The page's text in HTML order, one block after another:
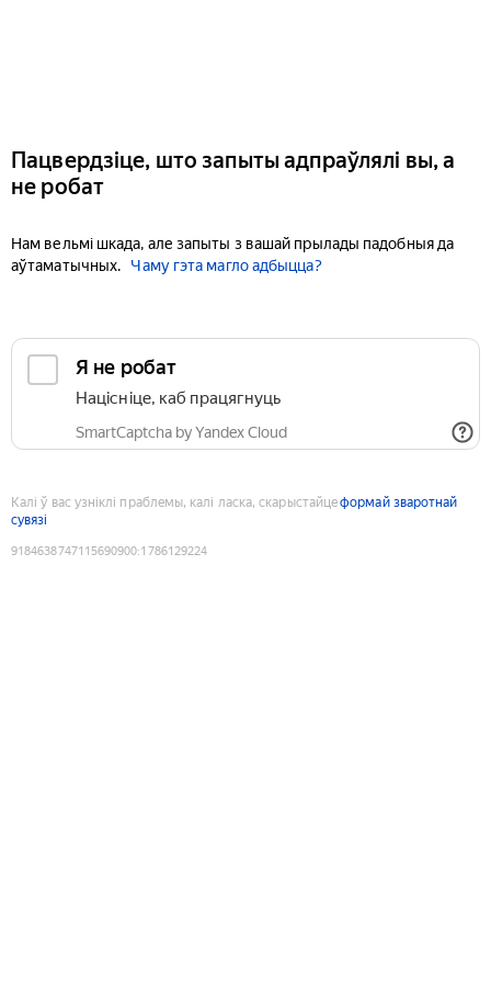
Пацвердзіце, што запыты адпраўлялі вы, а
не робат
Нам вельмі шкада, але запыты з вашай прылады падобныя да
аўтаматычных.
Чаму гэта магло адбыцца?
Я не робат
Націсніце, каб працягнуць
SmartCaptcha by Yandex Cloud
Калі ў вас узніклі праблемы, калі ласка, скарыстайцеформай зваротнай
сувязі
9184638747115690900:1786129224